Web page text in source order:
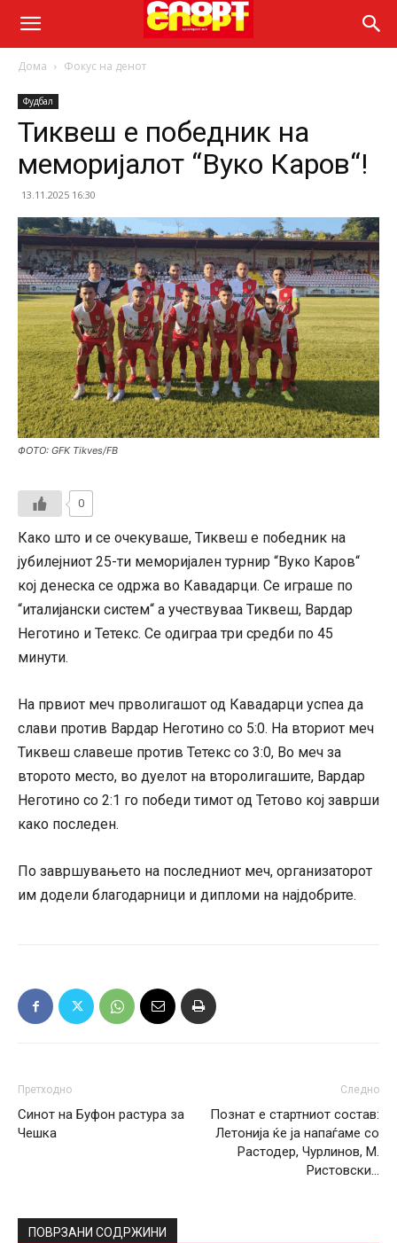
Дома Фокус на денот
Фудбал
Тиквеш е победник на
меморијалот “Вуко Каров“!
13.11.2025 16:30
ФОТО: GFK Tikves/FB
0
Како што и се очекуваше, Тиквеш е победник на
јубилејниот 25-ти меморијален турнир “Вуко Каров“
кој денеска се одржа во Кавадарци. Се играше по
“италијански систем“ а учествуваа Тиквеш, Вардар
Неготино и Тетекс. Се одиграа три средби по 45
минути.
На првиот меч прволигашот од Кавадарци успеа да
слави против Вардар Неготино со 5:0. На вториот меч
Тиквеш славеше против Тетекс со 3:0, Во меч за
второто место, во дуелот на второлигашите, Вардар
Неготино со 2:1 го победи тимот од Тетово кој заврши
како последен.
По завршувањето на последниот меч, организаторот
им додели благодарници и дипломи на најдобрите.
Претходно
Синот на Буфон растура за
Чешка
Следно
Познат е стартниот состав:
Летонија ќе ја напаѓаме со
Растодер, Чурлинов, М.
Ристовски…
ПОВРЗАНИ СОДРЖИНИ